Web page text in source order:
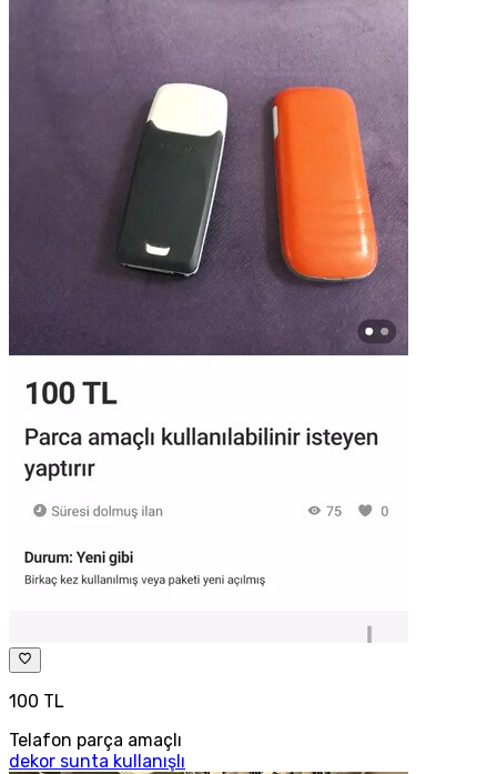
100 TL
Telafon parça amaçlı
dekor sunta kullanışlı